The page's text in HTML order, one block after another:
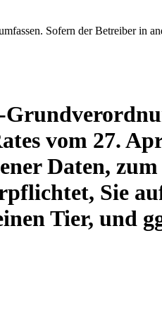
Sofern der Betreiber in
vom 27.
Daten,
Sie
Tier, und